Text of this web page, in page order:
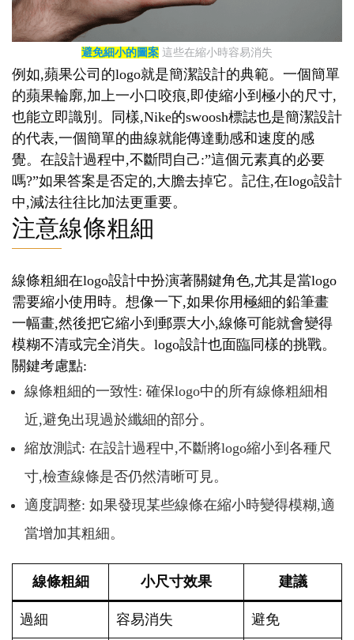
避免細小的圖案 這些在縮小時容易消失
例如,蘋果公司的logo就是簡潔設計的典範。一個簡單
的蘋果輪廓,加上一小口咬痕,即使縮小到極小的尺寸,
也能立即識別。同樣,Nike的swoosh標誌也是簡潔設計
的代表,一個簡單的曲線就能傳達動感和速度的感
覺。在設計過程中,不斷問自己:”這個元素真的必要
嗎?”如果答案是否定的,大膽去掉它。記住,在logo設計
中,減法往往比加法更重要。
注意線條粗細
線條粗細在logo設計中扮演著關鍵角色,尤其是當logo
需要縮小使用時。想像一下,如果你用極細的鉛筆畫
一幅畫,然後把它縮小到郵票大小,線條可能就會變得
模糊不清或完全消失。logo設計也面臨同樣的挑戰。
關鍵考慮點:
線條粗細的一致性: 確保logo中的所有線條粗細相
近,避免出現過於纖細的部分。
縮放測試: 在設計過程中,不斷將logo縮小到各種尺
寸,檢查線條是否仍然清晰可見。
適度調整: 如果發現某些線條在縮小時變得模糊,適
當增加其粗細。
線條粗細 小尺寸效果 建議
過細 容易消失 避免